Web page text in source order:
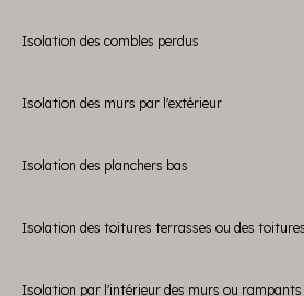
Isolation des combles perdus
Isolation des murs par l'extérieur
Isolation des planchers bas
Isolation des toitures terrasses ou des
Isolation par l'intérieur des murs ou